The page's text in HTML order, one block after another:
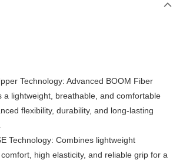
国际银行、大众银行、兴业银行、香港隆丰银行、伊
Bank
Technology: Advanced BOOM Fiber
a lightweight, breathable, and comfortable
flexibility, durability, and long-lasting
Technology: Combines lightweight
high elasticity, and reliable grip for a